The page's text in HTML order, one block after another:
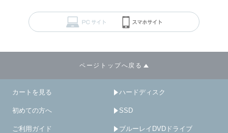
ページトップへ戻る
カートを見る
初めての方へ
ご利用ガイド
ハードディスク
SSD
ブルーレイDVDドライブ